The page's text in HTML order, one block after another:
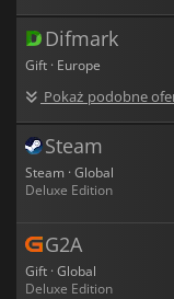
Difmark
Gift · Europe
Pokaż podobne
Steam
Steam · Global
Deluxe Edition
G2A
Gift · Global
Deluxe Edition